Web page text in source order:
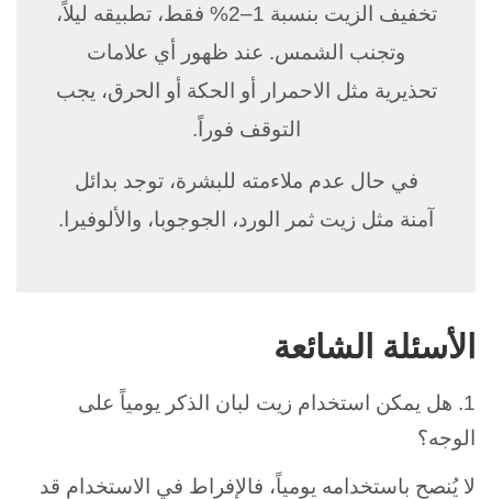
تخفيف الزيت بنسبة 1–2% فقط، تطبيقه ليلاً،
وتجنب الشمس. عند ظهور أي علامات
تحذيرية مثل الاحمرار أو الحكة أو الحرق، يجب
التوقف فوراً.
في حال عدم ملاءمته للبشرة، توجد بدائل
آمنة مثل زيت ثمر الورد، الجوجوبا، والألوفيرا.
الأسئلة الشائعة
1. هل يمكن استخدام زيت لبان الذكر يومياً على
الوجه؟
لا يُنصح باستخدامه يومياً، فالإفراط في الاستخدام قد